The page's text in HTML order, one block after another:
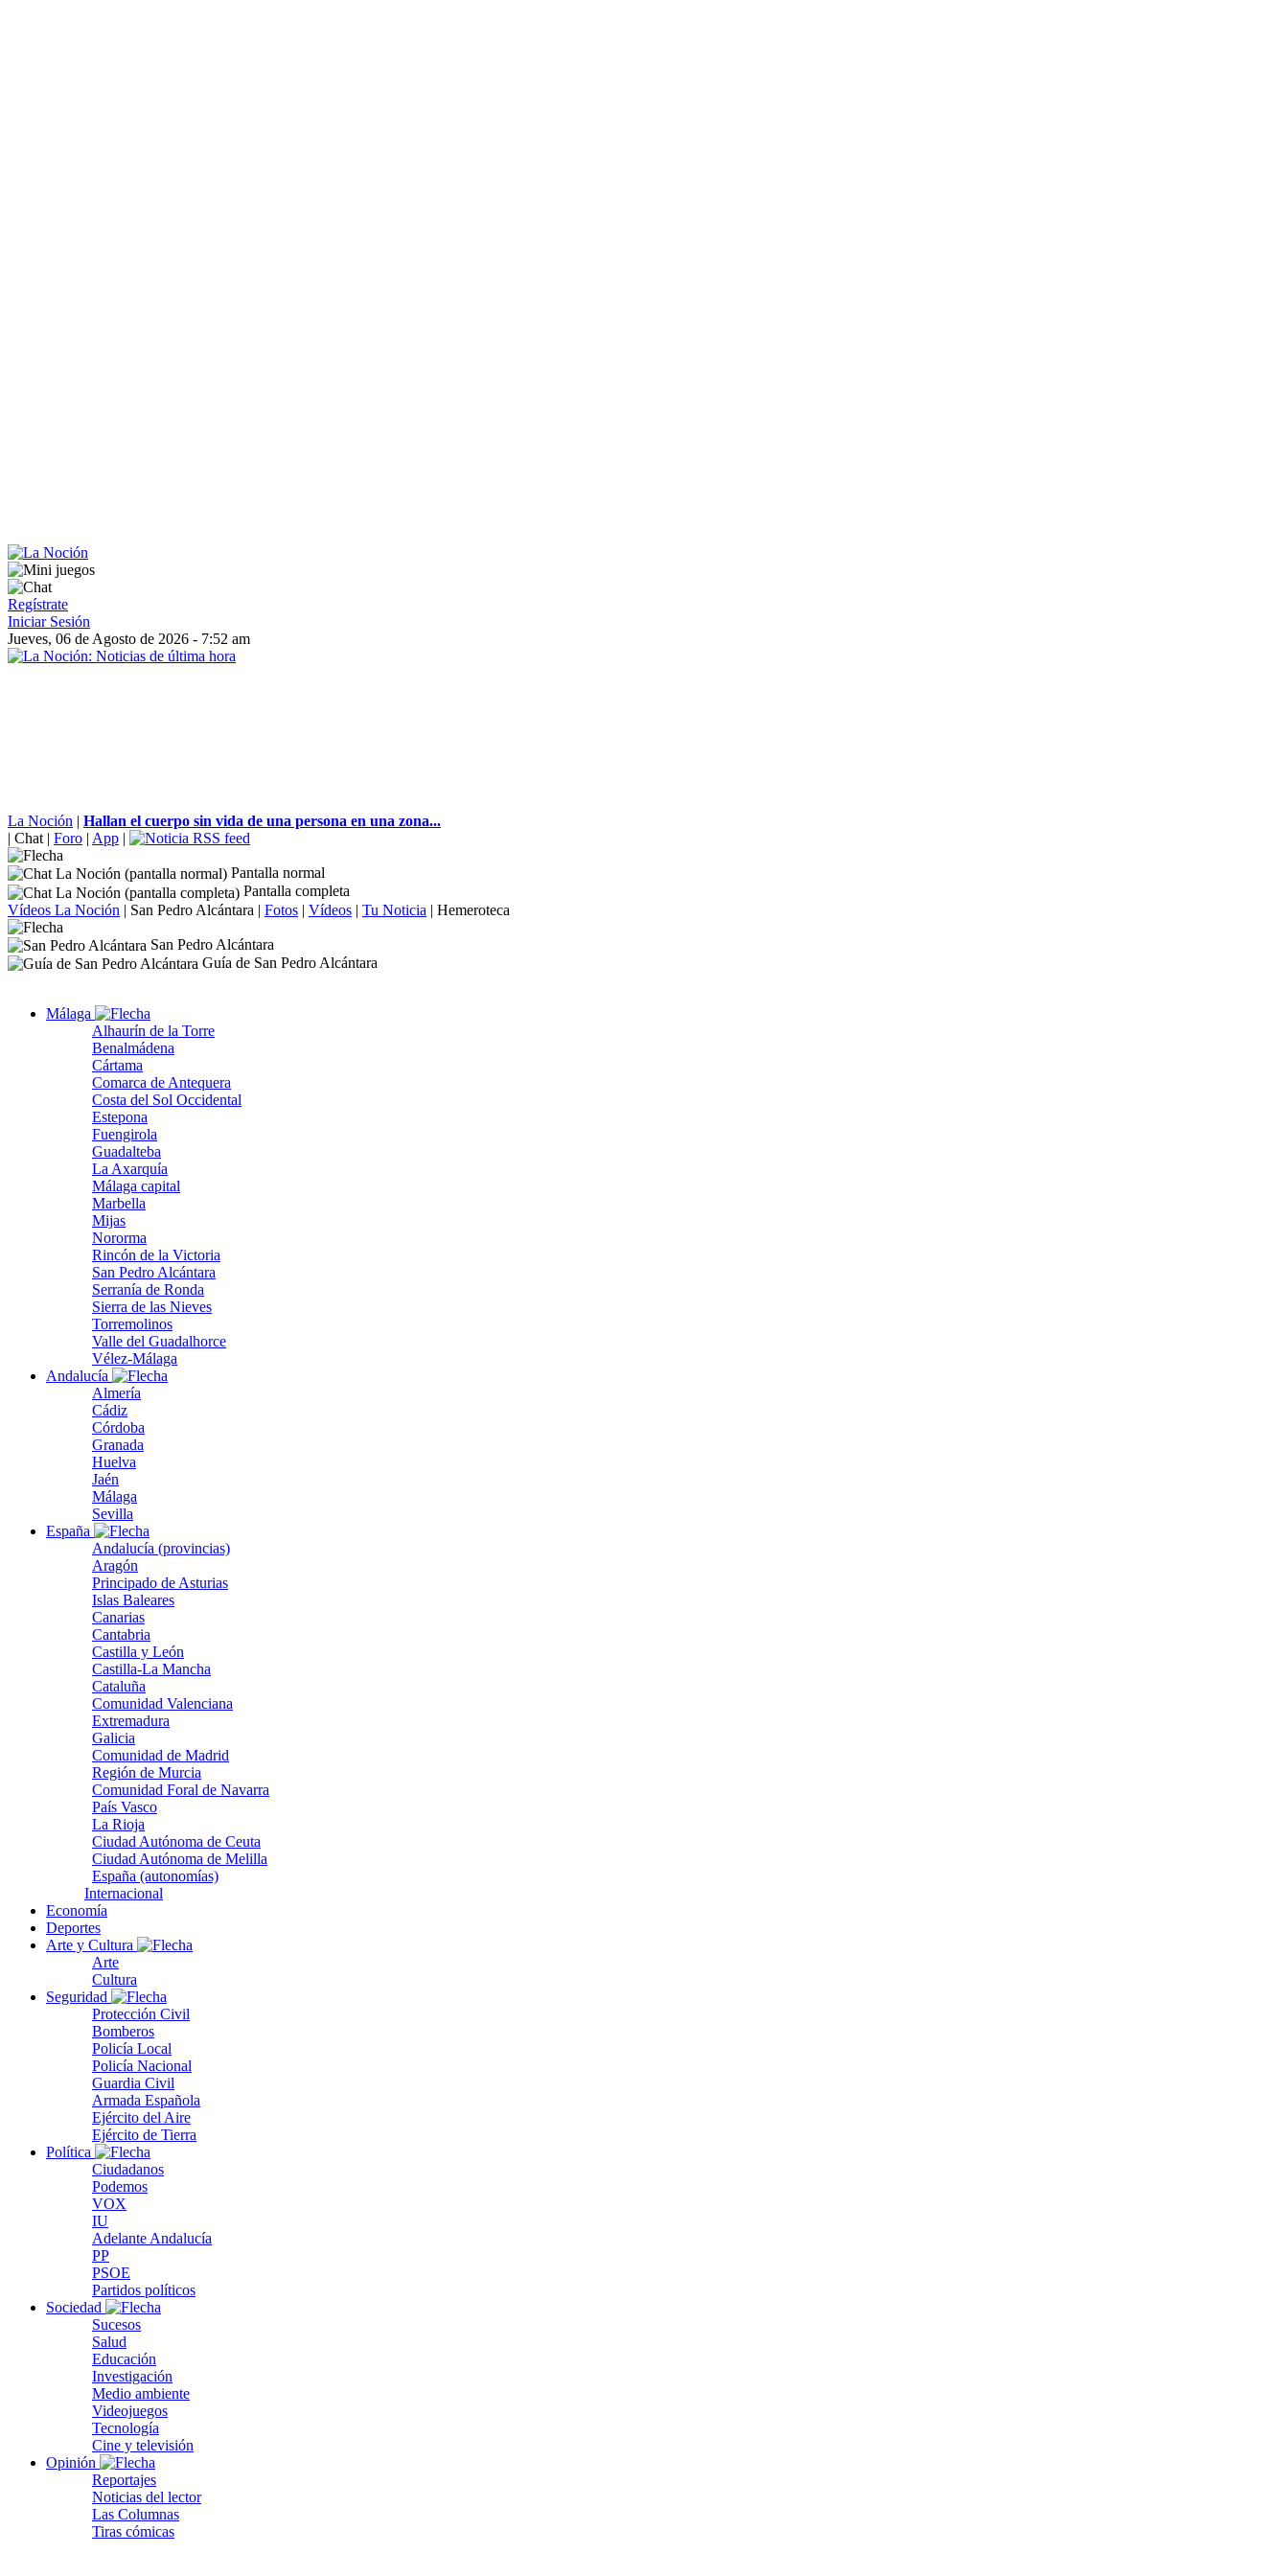
Regístrate
Iniciar Sesión
Jueves, 06 de Agosto de 2026 - 7:52 am
La Noción | Hallan el cuerpo sin vida de una persona en una zona...
| Chat | Foro | App |
Pantalla normal
Pantalla completa
Vídeos La Noción | San Pedro Alcántara | Fotos | Vídeos | Tu Noticia | Hemeroteca
San Pedro Alcántara
Guía de San Pedro Alcántara
Málaga
Alhaurín de la Torre
Benalmádena
Cártama
Comarca de Antequera
Costa del Sol Occidental
Estepona
Fuengirola
Guadalteba
La Axarquía
Málaga capital
Marbella
Mijas
Nororma
Rincón de la Victoria
San Pedro Alcántara
Serranía de Ronda
Sierra de las Nieves
Torremolinos
Valle del Guadalhorce
Vélez-Málaga
Andalucía
Almería
Cádiz
Córdoba
Granada
Huelva
Jaén
Málaga
Sevilla
España
Andalucía (provincias)
Aragón
Principado de Asturias
Islas Baleares
Canarias
Cantabria
Castilla y León
Castilla-La Mancha
Cataluña
Comunidad Valenciana
Extremadura
Galicia
Comunidad de Madrid
Región de Murcia
Comunidad Foral de Navarra
País Vasco
La Rioja
Ciudad Autónoma de Ceuta
Ciudad Autónoma de Melilla
España (autonomías)
Internacional
Economía
Deportes
Arte y Cultura
Arte
Cultura
Seguridad
Protección Civil
Bomberos
Policía Local
Policía Nacional
Guardia Civil
Armada Española
Ejército del Aire
Ejército de Tierra
Política
Ciudadanos
Podemos
VOX
IU
Adelante Andalucía
PP
PSOE
Partidos políticos
Sociedad
Sucesos
Salud
Educación
Investigación
Medio ambiente
Videojuegos
Tecnología
Cine y televisión
Opinión
Reportajes
Noticias del lector
Las Columnas
Tiras cómicas